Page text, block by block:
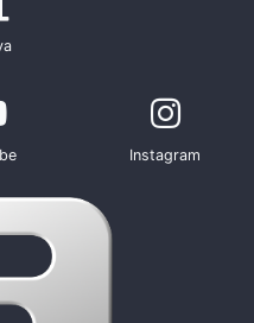
Instagram